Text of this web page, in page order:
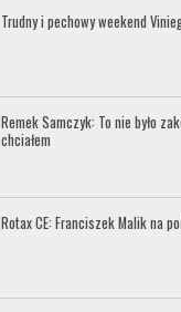
Trudny i pechowy weekend
Remek Samczyk: To nie było
chciałem
Rotax CE: Franciszek Malik na